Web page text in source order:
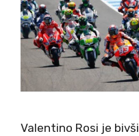
Valentino Rosi je